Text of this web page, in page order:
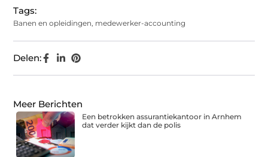
Tags:
Banen en opleidingen, medewerker-accounting
Delen:
Meer Berichten
Een betrokken assurantiekantoor in Arnhem
dat verder kijkt dan de polis